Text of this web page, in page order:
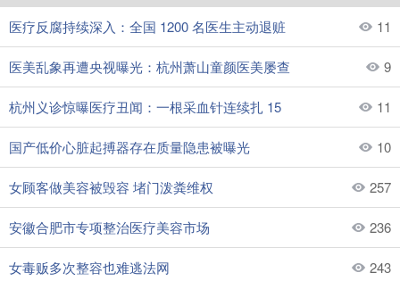
医疗反腐持续深入：全国 1200 名医生主动退赃 11
医美乱象再遭央视曝光：杭州萧山童颜医美屡查 9
杭州义诊惊曝医疗丑闻：一根采血针连续扎 15 11
国产低价心脏起搏器存在质量隐患被曝光 10
女顾客做美容被毁容 堵门泼粪维权 257
安徽合肥市专项整治医疗美容市场 236
女毒贩多次整容也难逃法网 243